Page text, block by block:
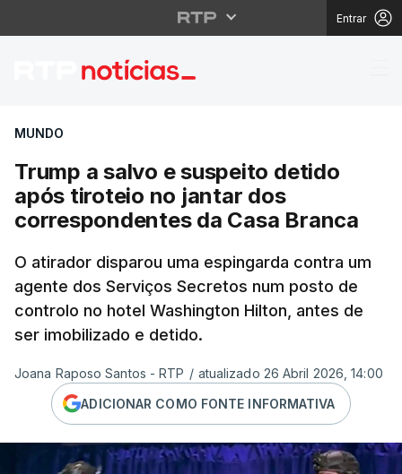
Entrar
Trump a salvo e
MUNDO
Trump a salvo e suspeito detido
após tiroteio no jantar dos
correspondentes da Casa Branca
O atirador disparou uma espingarda contra um
agente dos Serviços Secretos num posto de
controlo no hotel Washington Hilton, antes de
ser imobilizado e detido.
Joana Raposo Santos - RTP / atualizado 26 Abril 2026, 14:00
ADICIONAR COMO FONTE INFORMATIVA